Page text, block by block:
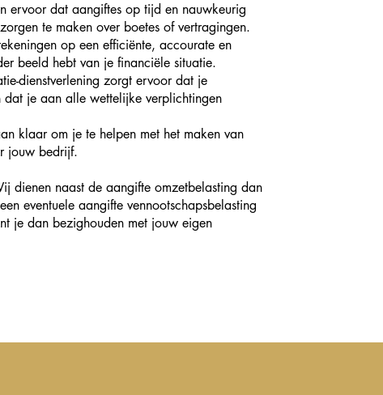
ervoor dat aangiftes op tijd en nauwkeurig
te maken over boetes of vertragingen.
op een efficiënte, accourate en
beeld hebt van je financiële situatie.
dienstverlening zorgt ervoor dat je
je aan alle wettelijke verplichtingen
klaar om je te helpen met het maken van
jouw bedrijf.
dienen naast de aangifte omzetbelasting dan
eventuele aangifte vennootschapsbelasting
je dan bezighouden met jouw eigen